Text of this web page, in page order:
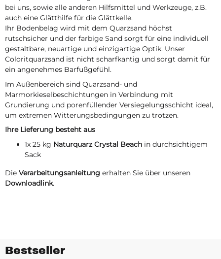
bei uns, sowie alle anderen Hilfsmittel und Werkzeuge, z.B.
auch eine Glätthilfe für die Glättkelle.
Ihr Bodenbelag wird mit dem Quarzsand höchst
rutschsicher und der farbige Sand sorgt für eine individuell
gestaltbare, neuartige und einzigartige Optik. Unser
Coloritquarzsand ist nicht scharfkantig und sorgt damit für
ein angenehmes Barfußgefühl.
Im Außenbereich sind Quarzsand- und
Marmorkieselbeschichtungen in Verbindung mit
Grundierung und porenfüllender Versiegelungsschicht ideal,
um extremen Witterungsbedingungen zu trotzen.
Ihre Lieferung besteht aus
1x 25 kg Naturquarz Crystal Beach in durchsichtigem
Sack
Die Verarbeitungsanleitung erhalten Sie über unseren
Downloadlink.
Bestseller